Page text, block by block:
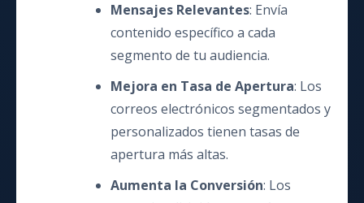
Mensajes Relevantes: Envía
contenido específico a cada
segmento de tu audiencia.
Mejora en Tasa de Apertura: Los
correos electrónicos segmentados y
personalizados tienen tasas de
apertura más altas.
Aumenta la Conversión: Los